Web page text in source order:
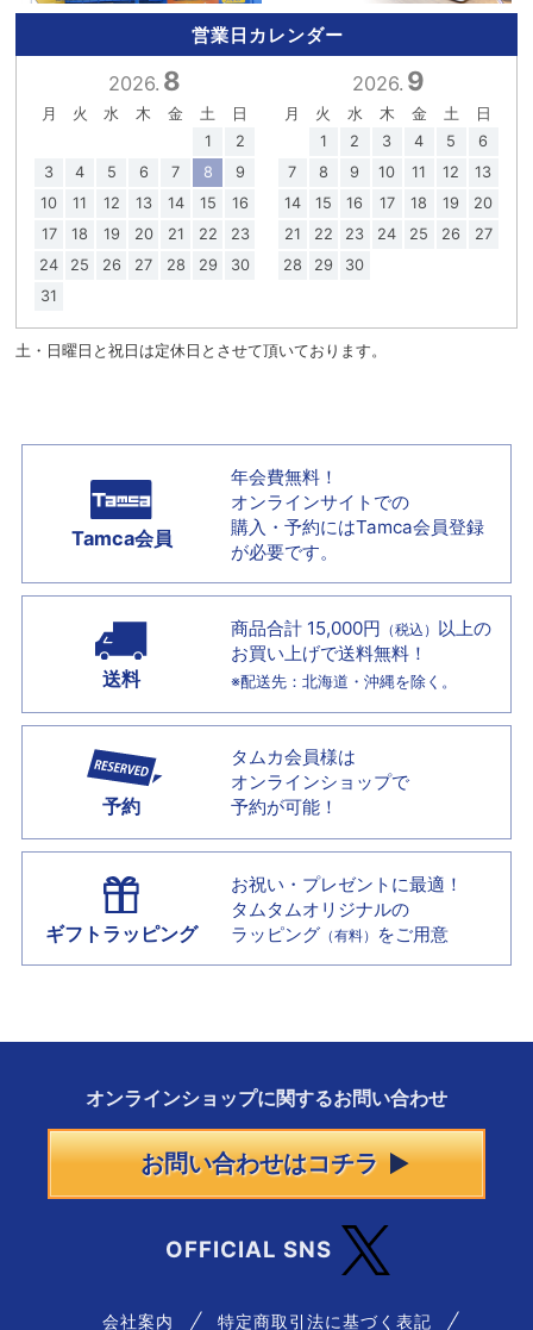
営業日カレンダー
2026. 8
月 火 水 木 金 土
日
1
2
3
4 5 6 7 8
9
10
11 12 13 14 15
16
17
18 19 20 21 22
23
24
25 26 27 28 29
30
31
2026. 9
月 火 水 木 金 土
日
1
2 3 4 5
6
7
8 9 10 11 12
13
14
15 16 17 18 19
20
21
22 23 24 25 26
27
28
29 30
土・日曜日と祝日は定休日とさせて頂いております。
Tamca会員
年会費無料！
オンラインサイトでの
購入・予約にはTamca会員登録
が必要です。
送料
商品合計 15,000円 （税込） 以上の
お買い上げで送料無料！
※配送先：北海道・沖縄を除く。
予約
タムカ会員様は
オンラインショップで
予約が可能！
ギフトラッピング
お祝い・プレゼントに最適！
タムタムオリジナルの
ラッピング （有料） をご用意
オンラインショップに関するお問い合わせ
お問い合わせはコチラ
OFFICIAL SNS
会社案内 特定商取引法に基づく表記